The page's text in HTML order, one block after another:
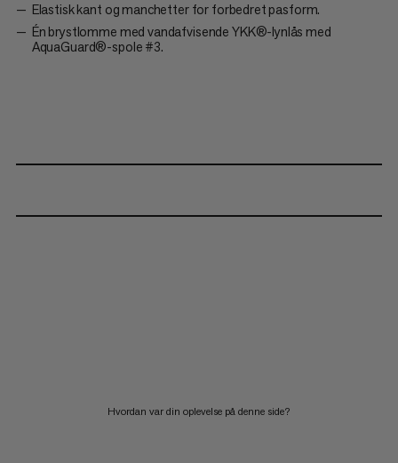
Elastisk kant og manchetter for forbedret pasform.
Én brystlomme med vandafvisende YKK®-lynlås med
AquaGuard®-spole #3.
Hvordan var din oplevelse på denne side?